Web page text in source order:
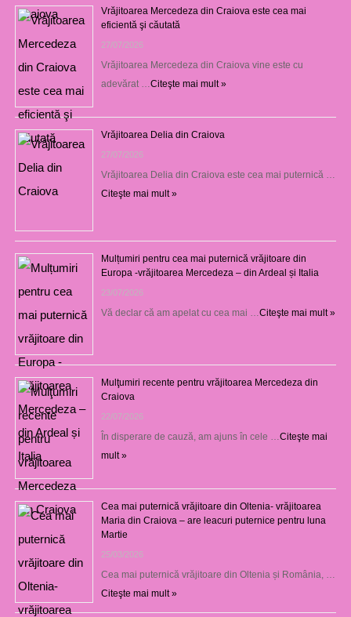
Vrăjitoarea Mercedeza din Craiova este cea mai
eficientă şi căutată
27/07/2026
Vrăjitoarea Mercedeza din Craiova vine este cu
adevărat … Citeşte mai mult »
Vrăjitoarea Delia din Craiova
27/07/2026
Vrăjitoarea Delia din Craiova este cea mai puternică …
Citeşte mai mult »
Mulțumiri pentru cea mai puternică vrăjitoare din
Europa -vrăjitoarea Mercedeza – din Ardeal și Italia
23/07/2026
Vă declar că am apelat cu cea mai … Citeşte mai mult »
Mulţumiri recente pentru vrăjitoarea Mercedeza din
Craiova
22/07/2026
În disperare de cauză, am ajuns în cele … Citeşte mai
mult »
Cea mai puternică vrăjitoare din Oltenia- vrăjitoarea
Maria din Craiova – are leacuri puternice pentru luna
Martie
25/03/2026
Cea mai puternică vrăjitoare din Oltenia și România, …
Citeşte mai mult »